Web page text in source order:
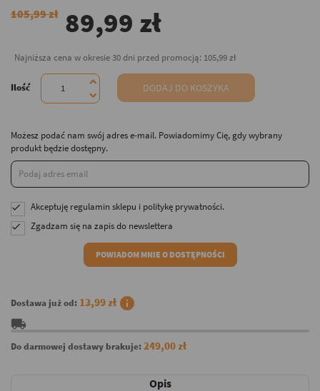
105,99 zł 89,99 zł
Najniższa cena w okresie 30 dni przed promocją: 105,99 zł
Ilość DODAJ DO KOSZYKA
Możesz podać nam swój adres e-mail. Powiadomimy Cię, gdy wybrany
produkt będzie dostępny.
 Akceptuję regulamin sklepu i politykę prywatności.
 Zgadzam się na zapis do newslettera
POWIADOM MNIE O DOSTĘPNOŚCI
Dostawa już od: 13,99 zł info
local_shipping
Do darmowej dostawy brakuje:249,00 zł
Opis